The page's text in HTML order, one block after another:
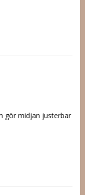
gör midjan justerbar